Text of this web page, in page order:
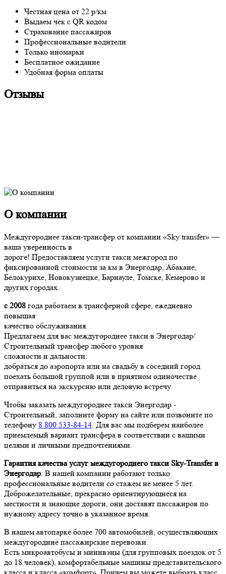
Честная цена от 22 р/км
Выдаем чек с QR кодом
Страхование пассажиров
Профессиональные водители
Только иномарки
Бесплатное ожидание
Удобная форма оплаты
Отзывы
О компании
Междугороднее такси-трансфер от компании «Sky transfer» —
ваша уверенность в
дороге! Предоставляем услуги такси межгород по
фиксированной стоимости за км в Энергодар, Абакане,
Белокурихе, Новокузнецке, Барнауле, Томске, Кемерово и
других городах.
с 2008 года работаем в трансферной сфере, ежедневно
повышая
качество обслуживания.
Предлагаем для вас междугороднее такси в Энергодар/
Строительный трансфер любого уровня
сложности и дальности:
добраться до аэропорта или на свадьбу в соседний город
поехать большой группой или в приятном одиночестве
отправиться на экскурсию или деловую встречу
Чтобы заказать междугороднее такси Энергодар -
Строительный, заполните форму на сайте или позвоните по
телефону 8 800 533-84-14. Для вас мы подберем наиболее
приемлемый вариант трансфера в соответствии с вашими
целями и личными предпочтениями.
Гарантия качества услуг междугороднего такси Sky-Transfer в
Энергодар. В нашей компании работают только
профессиональные водители со стажем не менее 5 лет.
Доброжелательные, прекрасно ориентирующиеся на
местности и знающие дороги, они доставят пассажиров по
нужному адресу точно в указанное время.
В нашем автопарке более 700 автомобилей, осуществляющих
междугородние пассажирские перевозки.
Есть микроавтобусы и минивэны (для групповых поездок от 5
до 18 человек), комфортабельные машины представительского